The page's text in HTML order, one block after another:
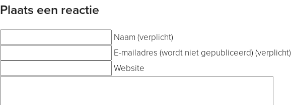
Plaats een reactie
Naam (verplicht)
E-mailadres (wordt niet gepubliceerd) (verplicht)
Website